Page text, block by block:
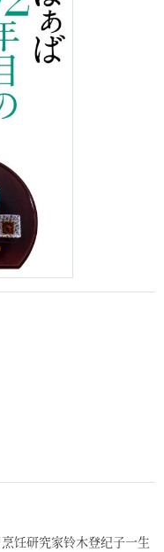
饪研究家铃木登纪子一生